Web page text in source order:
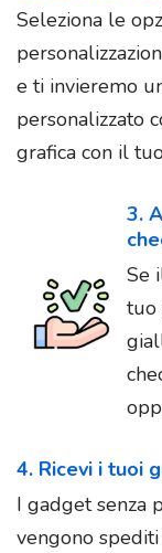
Seleziona le
e ti invieremo
personalizzato
grafica con il
3.
Se
tuo
4. Ricevi i tuoi
I gadget senza
vengono